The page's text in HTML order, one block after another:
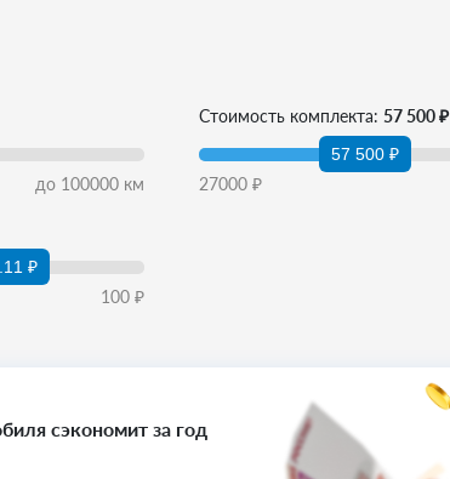
до 100000км
Стоимость комплекта: 57 500 ₽
57 500 ₽
27000₽
₽
100₽
сэкономит за год